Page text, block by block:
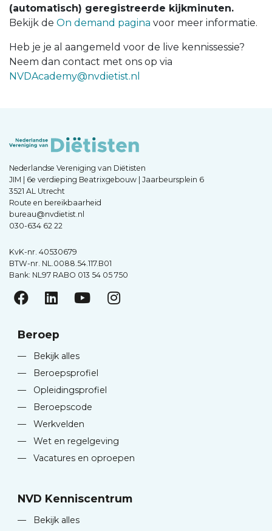
(automatisch) geregistreerde kijkminuten.
Bekijk de On demand pagina voor meer informatie.
Heb je je al aangemeld voor de live kennissessie?
Neem dan contact met ons op via
NVDAcademy@nvdietist.nl
Nederlandse Vereniging van Diëtisten
JIM | 6e verdieping Beatrixgebouw | Jaarbeursplein 6
3521 AL Utrecht
Route en bereikbaarheid
bureau@nvdietist.nl
030-634 62 22
KvK-nr. 40530679
BTW-nr. NL.0088.54.117.B01
Bank: NL97 RABO 013 54 05 750
Beroep
—
Bekijk alles
—
Beroepsprofiel
—
Opleidingsprofiel
—
Beroepscode
—
Werkvelden
—
Wet en regelgeving
—
Vacatures en oproepen
NVD Kenniscentrum
—
Bekijk alles